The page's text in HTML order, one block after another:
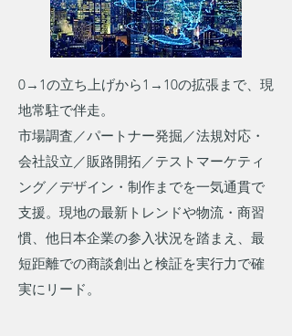
0→1の立ち上げから1→10の拡張まで、現
地常駐で伴走。
市場調査／パートナー発掘／法規対応・
会社設立／販路開拓／テストマーケティ
ング／デザイン・制作までを一気通貫で
支援。現地の最新トレンドや物流・商習
慣、他日本企業の参入状況を踏まえ、最
短距離での商談創出と検証を実行力で確
実にリード。